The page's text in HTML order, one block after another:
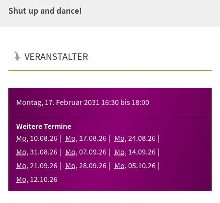
Shut up and dance!
VERANSTALTER
Montag, 17. Februar 2031 16:30 bis 18:00
Weitere Termine
Mo, 10.08.26 Mo, 17.08.26 Mo, 24.08.26
Mo, 31 .08.26 Mo, 07.09.26 Mo, 14.09.26
Mo, 21 .09.26 Mo, 28.09.26 Mo, 05.10.26
Mo, 12.10.26